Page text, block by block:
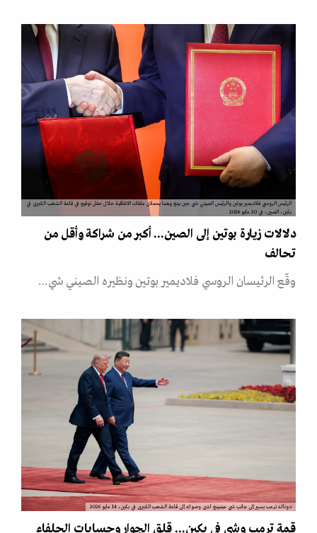
الرئيس الروسي فلاديمير بوتين والرئيس الصيني شي جين بينغ وهما يحملان ملفات الاتفاقية خلال حفل توقيع في قاعة الشعب الكبرى في
بكين، الصين، في 20 مايو 2026
دلالات زيارة بوتين إلى الصين... أكبر من شراكة وأقل من
تحالف
وقّع الرئيسان الروسي فلاديمير بوتين ونظيره الصيني شي…
دونالد ترمب يسير إلى جانب شي جينبينغ لدى وصوله إلى قاعة الشعب الكبرى في بكين، 14 مايو 2026
قمة ترمب وشي في بكين... قلق الجوار وحسابات الحلفاء